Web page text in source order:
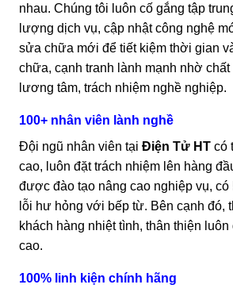
nhau. Chúng tôi luôn cố gắng tập
lượng dịch vụ, cập nhật công nghệ
sửa chữa mới để tiết kiệm thời gian
chữa, cạnh tranh lành mạnh nhờ
lương tâm, trách nhiệm nghề nghiệp.
100+ nhân viên lành nghề
Đội ngũ nhân viên tại Điện Tử HT có
cao, luôn đặt trách nhiệm lên hàng
được đào tạo nâng cao nghiệp vụ,
lỗi hư hỏng với bếp từ. Bên cạnh đó,
khách hàng nhiệt tình, thân thiện
cao.
100% linh kiện chính hãng